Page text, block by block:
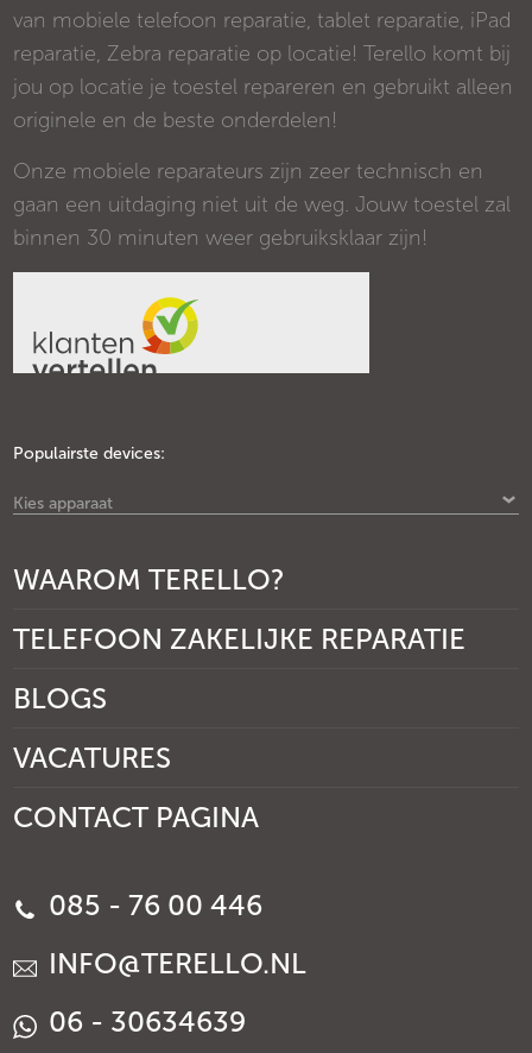
van mobiele telefoon reparatie, tablet reparatie, iPad
reparatie, Zebra reparatie op locatie! Terello komt bij
jou op locatie je toestel repareren en gebruikt alleen
originele en de beste onderdelen!
Onze mobiele reparateurs zijn zeer technisch en
gaan een uitdaging niet uit de weg. Jouw toestel zal
binnen 30 minuten weer gebruiksklaar zijn!
Populairste devices:
Kies apparaat
WAAROM TERELLO?
TELEFOON ZAKELIJKE REPARATIE
BLOGS
VACATURES
CONTACT PAGINA
085 - 76 00 446
INFO@TERELLO.NL
06 - 30634639